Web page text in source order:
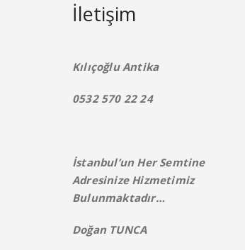
İletişim
Kılıçoğlu Antika
0532 570 22 24
İstanbul’un Her Semtine
Adresinize Hizmetimiz
Bulunmaktadır…
Doğan TUNCA